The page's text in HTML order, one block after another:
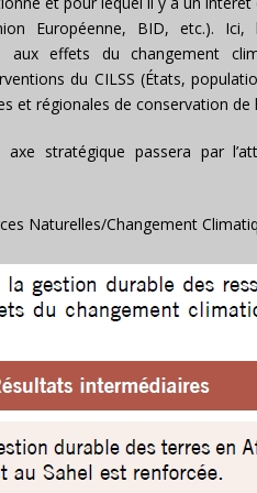
Européenne, BID, etc.). Ici,
effets du changement
du CILSS (États,
et régionales de conservation de
stratégique passera par
Naturelles/Changement